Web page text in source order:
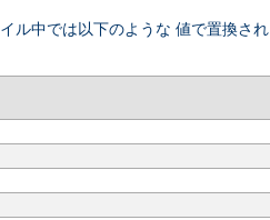
ル中では以下のような 値で置換され